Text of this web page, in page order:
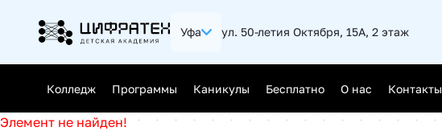
Уфа ул. 50-летия Октября, 15А, 2 этаж
Колледж Программы Каникулы Бесплатно О нас Контакты
Элемент не найден!